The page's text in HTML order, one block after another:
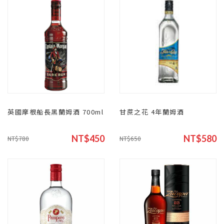
英國摩根船長黑蘭姆酒 700ml
NT$780 NT$450
甘蔗之花 4年蘭姆酒
NT$650 NT$580